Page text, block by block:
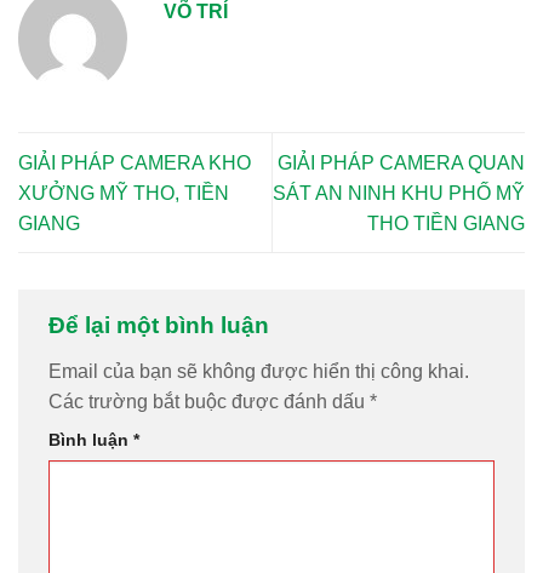
VÕ TRÍ
GIẢI PHÁP CAMERA KHO
XƯỞNG MỸ THO, TIỀN
GIANG
GIẢI PHÁP CAMERA QUAN
SÁT AN NINH KHU PHỐ MỸ
THO TIỀN GIANG
Để lại một bình luận
Email của bạn sẽ không được hiển thị công khai.
Các trường bắt buộc được đánh dấu *
Bình luận *